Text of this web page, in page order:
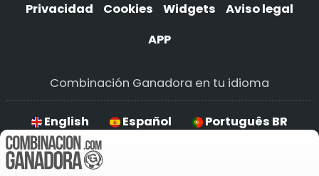
Privacidad
Cookies Widgets
Aviso legal
APP
Combinación Ganadora en tu idioma
English Español Português BR